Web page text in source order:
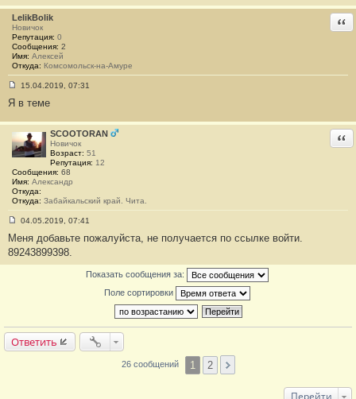
и
е
#
1
8
LelikBolik
Новичок
Репутация: 0
Сообщения: 2
Имя: Алексей
Откуда: Комсомольск-на-Амуре
о
б
щ
е
н
и
е
#
1
9
15.04.2019, 07:31
Я в теме
SCOOTORAN
Новичок
Возраст: 51
Репутация: 12
Сообщения: 68
Имя: Александр
Откуда:
Откуда: Забайкальский край. Чита.
о
о
б
щ
0
04.05.2019, 07:41
Меня добавьте пожалуйста, не получается по ссылке войти.
89243899398.
Показать сообщения за:
Поле сортировки
Ответить
26 сообщений 1 2